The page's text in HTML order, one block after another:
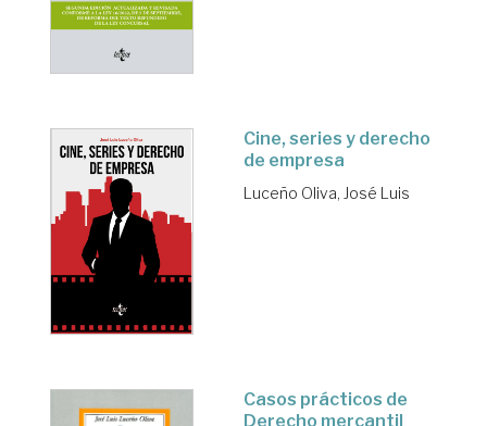
Cine, series y derecho
de empresa
Luceño Oliva, José Luis
Casos prácticos de
Derecho mercantil